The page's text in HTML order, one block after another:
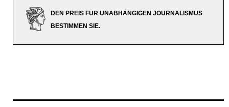
DEN PREIS FÜR UNABHÄNGIGEN JOURNALISMUS
BESTIMMEN SIE.